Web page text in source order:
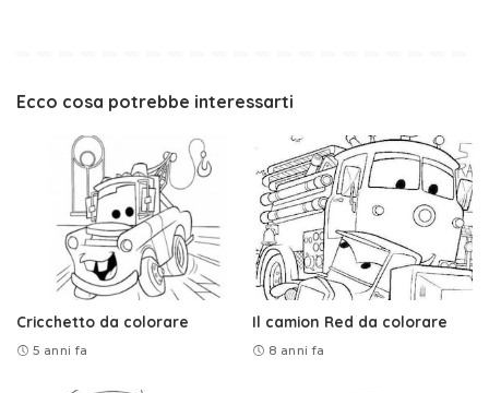
Ecco cosa potrebbe interessarti
Cricchetto da colorare
5 anni fa
Il camion Red da colorare
8 anni fa